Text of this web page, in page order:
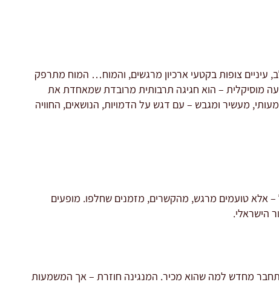
עיניים צופות בקטעי ארכיון מרגשים, והמוח… המוח מתרפק
מוסיקלית – הוא חגיגה תרבותית מרובדת שמאחדת את
מעשיר ומגבש – עם דגש על הדמויות, הנושאים, החוויה
– אלא טועמים מרגש, מהקשרים, מזמנים שחלפו. מופעים
הישראלי.
מחדש למה שהוא מכיר. המנגינה חוזרת – אך המשמעות